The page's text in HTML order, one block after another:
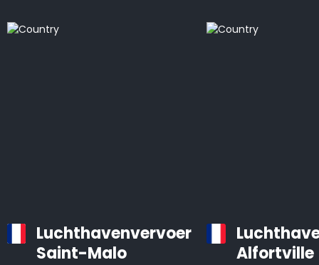
Luchthavenvervoer
Saint-Malo
Alfortville